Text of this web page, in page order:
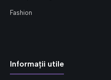
Fashion
Informații utile